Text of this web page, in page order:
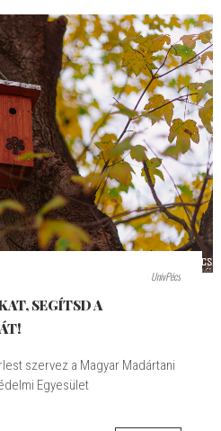
UnivPécs
SEGÍTSD A
szervez a Magyar Madártani
Egyesület